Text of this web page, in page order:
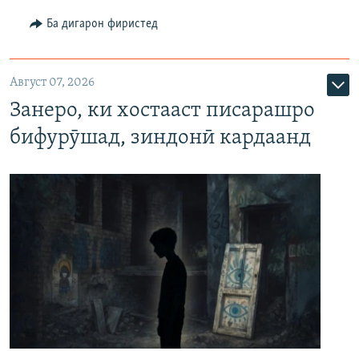
Ба дигарон фиристед
Август 07, 2026
Занеро, ки хостааст писарашро
бифурӯшад, зиндонӣ кардаанд